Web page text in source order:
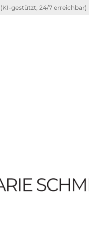
(KI-gestützt, 24/7 erreichbar)